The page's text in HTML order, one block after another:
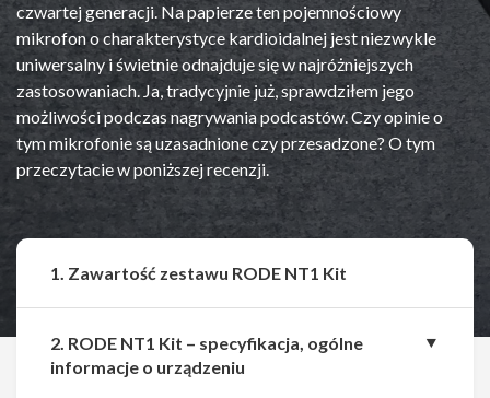
czwartej generacji. Na papierze ten pojemnościowy
mikrofon o charakterystyce kardioidalnej jest niezwykle
uniwersalny i świetnie odnajduje się w najróżniejszych
zastosowaniach. Ja, tradycyjnie już, sprawdziłem jego
możliwości podczas nagrywania podcastów. Czy opinie o
tym mikrofonie są uzasadnione czy przesadzone? O tym
przeczytacie w poniższej recenzji.
1. Zawartość zestawu RODE NT1 Kit
2. RODE NT1 Kit – specyfikacja, ogólne
informacje o urządzeniu